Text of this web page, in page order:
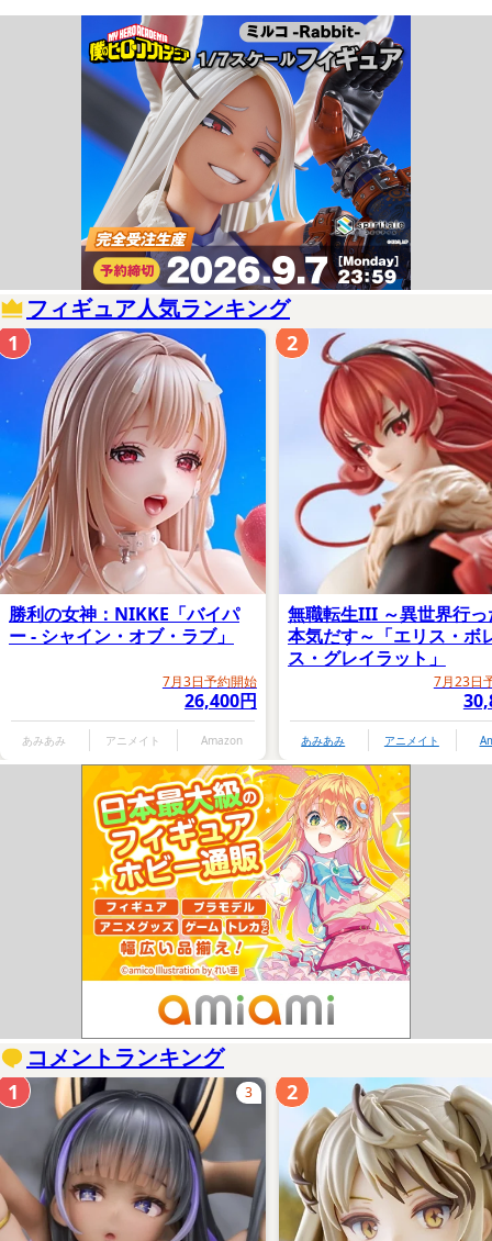
フィギュア人気ランキング
勝利の女神：NIKKE「バイパ
ー - シャイン・オブ・ラブ」
7月3日予約開始
26,400円
あみあみ アニメイト Amazon
1
無職転生III ～異世界行っ
本気だす～「エリス・ボ
ス・グレイラット」
7月23日
あみあみ アニメイト
2
コメントランキング
3
1 2